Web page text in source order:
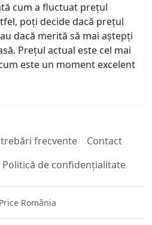
cum a fluctuat prețul
poți decide dacă prețul
dacă merită să mai aștepți
Prețul actual este cel mai
este un moment excelent
frecvente
Contact
Politică de confidențialitate
România